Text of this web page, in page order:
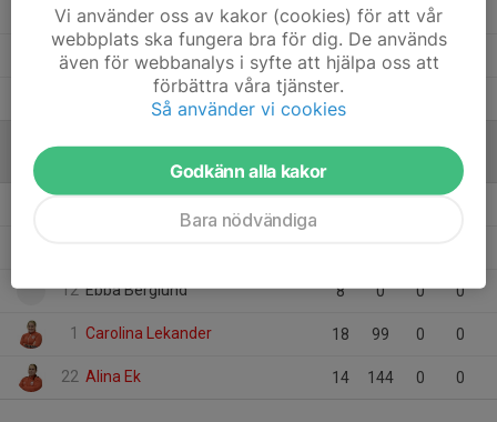
8 Olivia Ekstedt 2 0 0
Lova Von Walden 2 0
Ellen Storm Edholm
MÅLVAKTER
12 Ebba Berglund 8 0 0 0
1 Carolina Lekander 18 99 0 0
22 Alina Ek 14 144 0 0
Vi använder oss av kakor (cookies) för att vår
webbplats ska fungera bra för dig. De används
även för webbanalys i syfte att hjälpa oss att
förbättra våra tjänster.
Så använder vi cookies
Godkänn alla kakor
Bara nödvändiga